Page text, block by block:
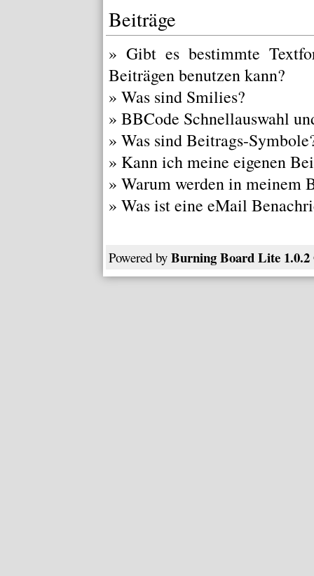
Beiträge
» Gibt es bestimmte
Beiträgen benutzen kann?
» Was sind Smilies?
» BBCode Schnellauswahl
» Was sind Beitrags-
» Kann ich meine eigenen
» Warum werden in meinem
» Was ist eine eMail
Powered by Burning Board Lite 1.0.2